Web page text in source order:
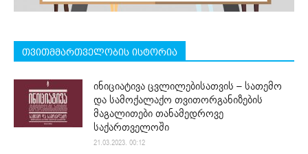
თვითმმართველობის ისტორია
ინიციატივა ცვლილებისათვის – სათემო
და სამოქალაქო თვითორგანიზების
მაგალითები თანამედროვე
საქართველოში
21.03.2023. 00:12